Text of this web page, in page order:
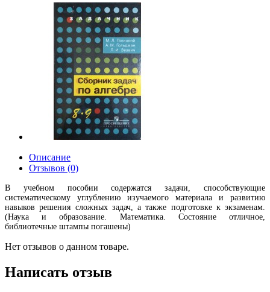
Описание
Отзывов (0)
В учебном пособии содержатся задачи, способствующие
систематическому углублению изучаемого материала и развитию
навыков решения сложных задач, а также подготовке к экзаменам.
(Наука и образование. Математика. Состояние отличное,
библиотечные штампы погашены)
Нет отзывов о данном товаре.
Написать отзыв